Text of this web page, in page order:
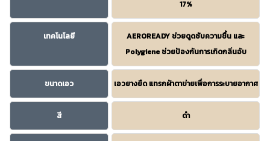
17%
เทคโนโลยี
AEROREADY ช่วยดูดซับความชื้น และ
Polygiene ช่วยป้องกันการเกิดกลิ่นอับ
ขนาดเอว เอวยางยืด แทรกผ้าตาข่ายเพื่อการระบายอากาศ
สี ดำ